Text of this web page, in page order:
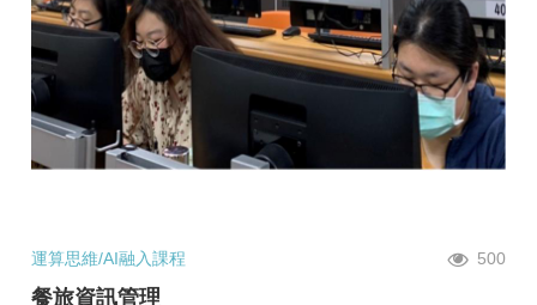
運算思維/AI融入課程 500
餐旅資訊管理